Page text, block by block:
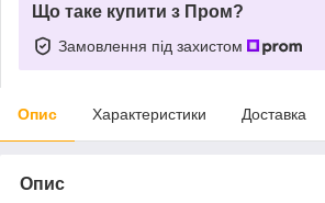
Що таке купити з Пром?
Замовлення під захистом
Опис Характеристики Доставка
Опис